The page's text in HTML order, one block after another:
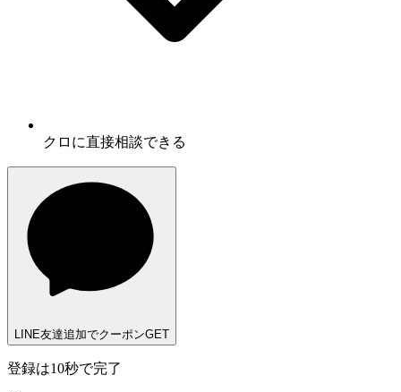
クロに直接相談できる
LINE友達追加でクーポンGET
登録は10秒で完了